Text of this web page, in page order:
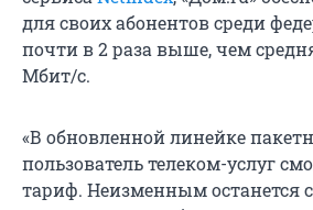
для своих абонентов среди
почти в 2 раза выше, чем
Мбит/c.
«В обновленной линейке
пользователь телеком-услуг
тариф. Неизменным останется